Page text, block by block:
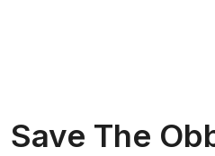
Save The